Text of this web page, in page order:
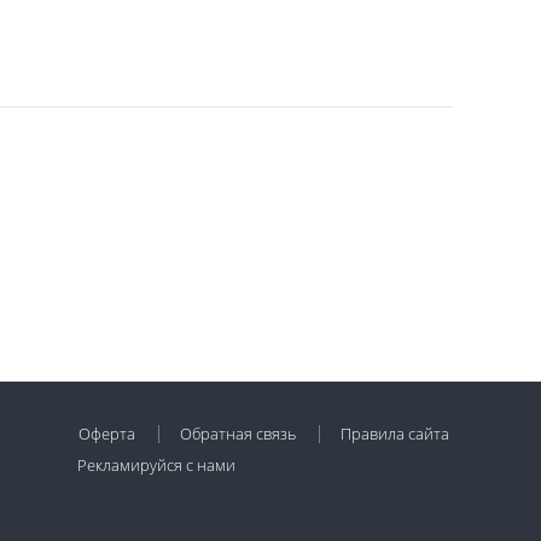
Оферта Обратная связь
Правила сайта
Рекламируйся с нами